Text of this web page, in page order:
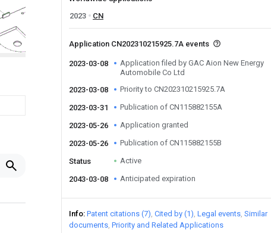
2023
CN
Application CN202310215925.7A events
2023-03-08
Application filed by GAC Aion New Energy
Automobile Co Ltd
2023-03-08
Priority to CN202310215925.7A
2023-03-31 Publication of CN115882155A
2023-05-26 Application granted
2023-05-26 Publication of CN115882155B
Status Active
2043-03-08 Anticipated expiration
Info Patent citations (7) Cited by (1) Legal events Similar
documents Priority and Related Applications